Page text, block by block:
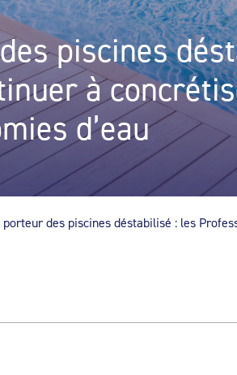
piscines
à
d’eau
porteur des piscines déstabilisé : les